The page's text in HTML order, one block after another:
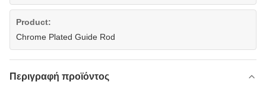
Product:
Chrome Plated Guide Rod
Περιγραφή προϊόντος